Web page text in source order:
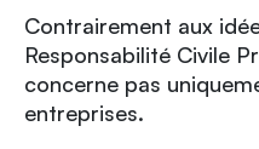
Contrairement aux
Responsabilité Civile
concerne pas
entreprises.